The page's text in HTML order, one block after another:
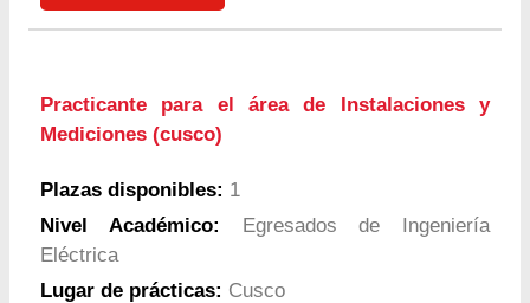
Practicante para el área de Instalaciones y
Mediciones (cusco)
Plazas disponibles: 1
Nivel Académico: Egresados de Ingeniería
Eléctrica
Lugar de prácticas: Cusco